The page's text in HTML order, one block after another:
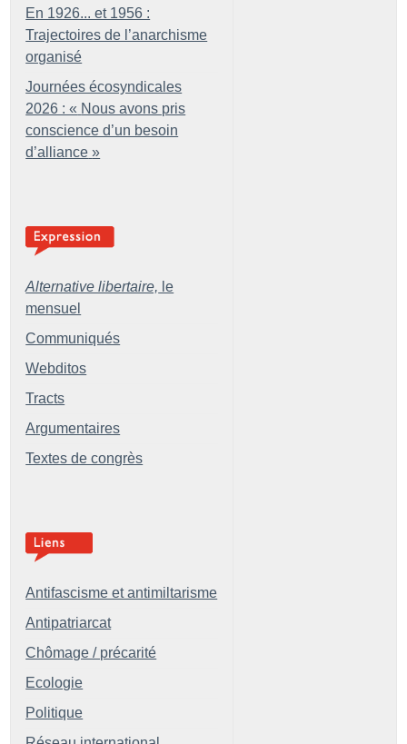
En 1926... et 1956 :
Trajectoires de l’anarchisme
organisé
Journées écosyndicales
2026 : « Nous avons pris
conscience d’un besoin
d’alliance »
Alternative libertaire, le
mensuel
Communiqués
Webditos
Tracts
Argumentaires
Textes de congrès
Antifascisme et antimiltarisme
Antipatriarcat
Chômage / précarité
Ecologie
Politique